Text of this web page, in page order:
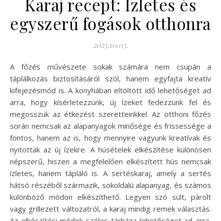
Karaj recept: Ízletes és
egyszerű fogások otthonra
2025.10.03.
A főzés művészete sokak számára nem csupán a
táplálkozás biztosításáról szól, hanem egyfajta kreatív
kifejezésmód is. A konyhában eltöltött idő lehetőséget ad
arra, hogy kísérletezzünk, új ízeket fedezzünk fel és
megosszuk az étkezést szeretteinkkel. Az otthoni főzés
során nemcsak az alapanyagok minősége és frissessége a
fontos, hanem az is, hogy mennyire vagyunk kreatívak és
nyitottak az új ízekre. A húsételek elkészítése különösen
népszerű, hiszen a megfelelően elkészített hús nemcsak
ízletes, hanem tápláló is. A sertéskaraj, amely a sertés
hátsó részéből származik, sokoldalú alapanyag, és számos
különböző módon elkészíthető. Legyen szó sült, párolt
vagy grillezett változatról, a karaj mindig remek választás.